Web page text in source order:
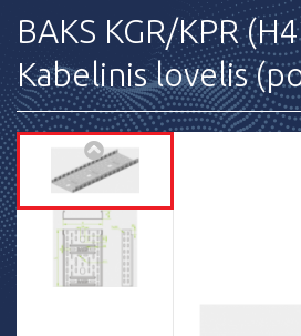
BAKS KGR/KPR
Kabelinis lovelis